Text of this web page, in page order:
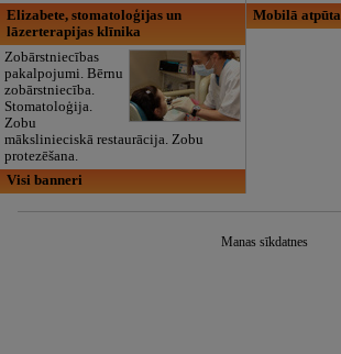
Elizabete, stomatoloģijas un
lāzerterapijas klīnika
Zobārstniecības
pakalpojumi. Bērnu
zobārstniecība.
Stomatoloģija.
Zobu
mākslinieciskā restaurācija. Zobu
protezēšana.
Mobilā atpūta
Visi banneri
Manas sīkdatnes